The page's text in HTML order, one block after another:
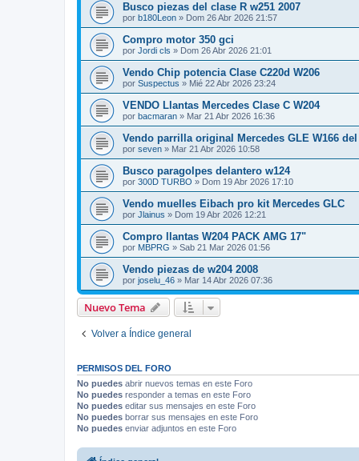
Busco piezas del clase R w251 2007
por b180Leon » Dom 26 Abr 2026 21:57
Compro motor 350 gci
por Jordi cls » Dom 26 Abr 2026 21:01
Vendo Chip potencia Clase C220d W206
por Suspectus » Mié 22 Abr 2026 23:24
VENDO Llantas Mercedes Clase C W204
por bacmaran » Mar 21 Abr 2026 16:36
Vendo parrilla original Mercedes GLE W166 del
por seven » Mar 21 Abr 2026 10:58
Busco paragolpes delantero w124
por 300D TURBO » Dom 19 Abr 2026 17:10
Vendo muelles Eibach pro kit Mercedes GLC
por Jlainus » Dom 19 Abr 2026 12:21
Compro llantas W204 PACK AMG 17"
por MBPRG » Sab 21 Mar 2026 01:56
Vendo piezas de w204 2008
por joselu_46 » Mar 14 Abr 2026 07:36
Nuevo Tema
Volver a Índice general
PERMISOS DEL FORO
No puedes abrir nuevos temas en este Foro
No puedes responder a temas en este Foro
No puedes editar sus mensajes en este Foro
No puedes borrar sus mensajes en este Foro
No puedes enviar adjuntos en este Foro